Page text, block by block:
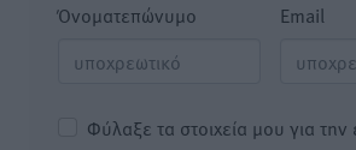
Όνοματεπώνυμο Email
Φύλαξε τα στοιχεία μου για